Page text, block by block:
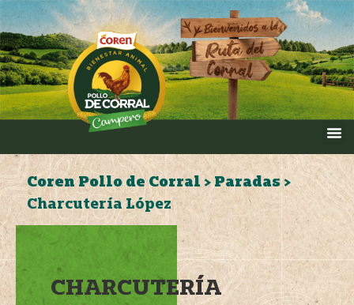
Coren Pollo de Corral>Paradas>
Charcutería López
CHARCUTERÍA